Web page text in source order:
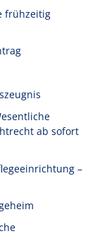
frühzeitig
ab sofort
–